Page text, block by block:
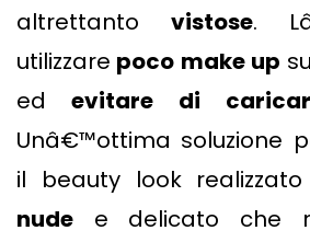
altrettanto vistose.
utilizzare poco make up
edevitare di
Unâ€™ottima soluzione
il beauty look realizzato
nude e delicato che